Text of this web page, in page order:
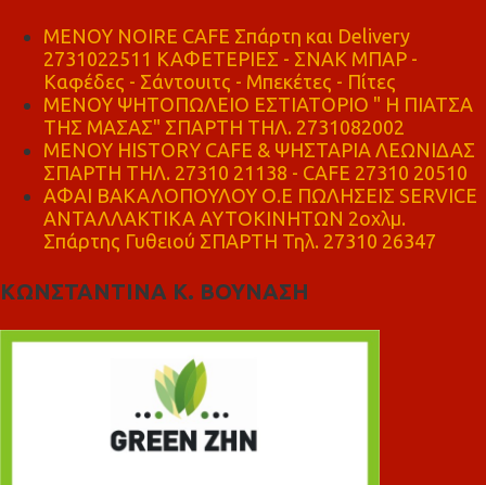
MENOY NOIRE CAFE Σπάρτη και Delivery
2731022511 ΚΑΦΕΤΕΡΙΕΣ - ΣΝΑΚ ΜΠΑΡ -
Καφέδες - Σάντουιτς - Μπεκέτες - Πίτες
ΜΕΝΟΥ ΨΗΤΟΠΩΛΕΙΟ ΕΣΤΙΑΤΟΡΙΟ " Η ΠΙΑΤΣΑ
ΤΗΣ ΜΑΣΑΣ" ΣΠΑΡΤΗ ΤΗΛ. 2731082002
ΜΕΝΟΥ HISTORY CAFE & ΨΗΣΤΑΡΙΑ ΛΕΩΝΙΔΑΣ
ΣΠΑΡΤΗ ΤΗΛ. 27310 21138 - CAFE 27310 20510
ΑΦΑΙ ΒΑΚΑΛΟΠΟΥΛΟΥ Ο.Ε ΠΩΛΗΣΕΙΣ SERVICE
ΑΝΤΑΛΛΑΚΤΙΚΑ ΑΥΤΟΚΙΝΗΤΩΝ 2οχλμ.
Σπάρτης Γυθειού ΣΠΑΡΤΗ Τηλ. 27310 26347
ΚΩΝΣΤΑΝΤΙΝΑ Κ. ΒΟΥΝΑΣΗ